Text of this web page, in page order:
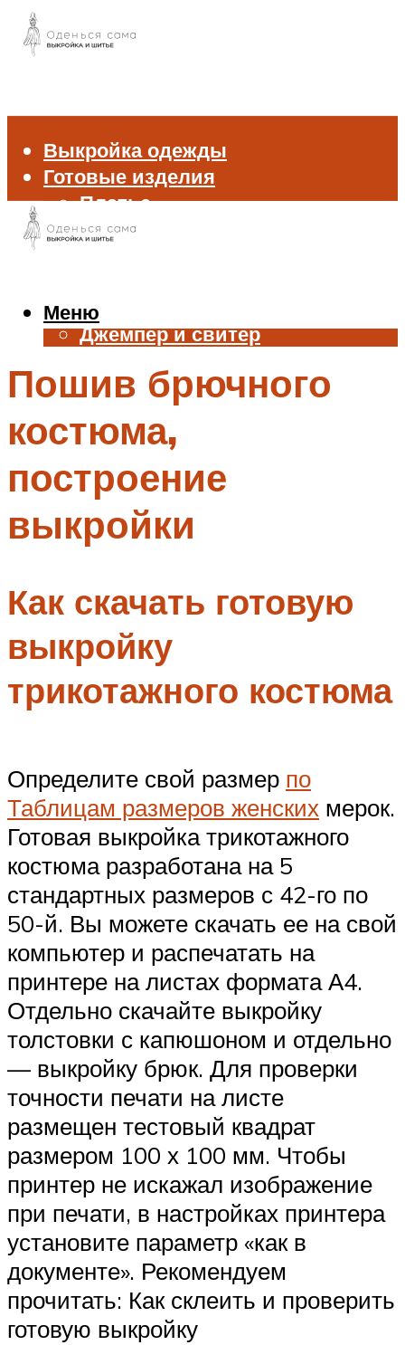
Выкройка одежды
Готовые изделия
Платье
Брюки
Жилет
Джемпер и свитер
Аксессуары
Меню
Меню
Пошив брючного
костюма,
построение
выкройки
Как скачать готовую
выкройку
трикотажного костюма
Определите свой размер по
Таблицам размеров женских мерок.
Готовая выкройка трикотажного
костюма разработана на 5
стандартных размеров с 42-го по
50-й. Вы можете скачать ее на свой
компьютер и распечатать на
принтере на листах формата А4.
Отдельно скачайте выкройку
толстовки с капюшоном и отдельно
— выкройку брюк. Для проверки
точности печати на листе
размещен тестовый квадрат
размером 100 х 100 мм. Чтобы
принтер не искажал изображение
при печати, в настройках принтера
установите параметр «как в
документе». Рекомендуем
прочитать: Как склеить и проверить
готовую выкройку